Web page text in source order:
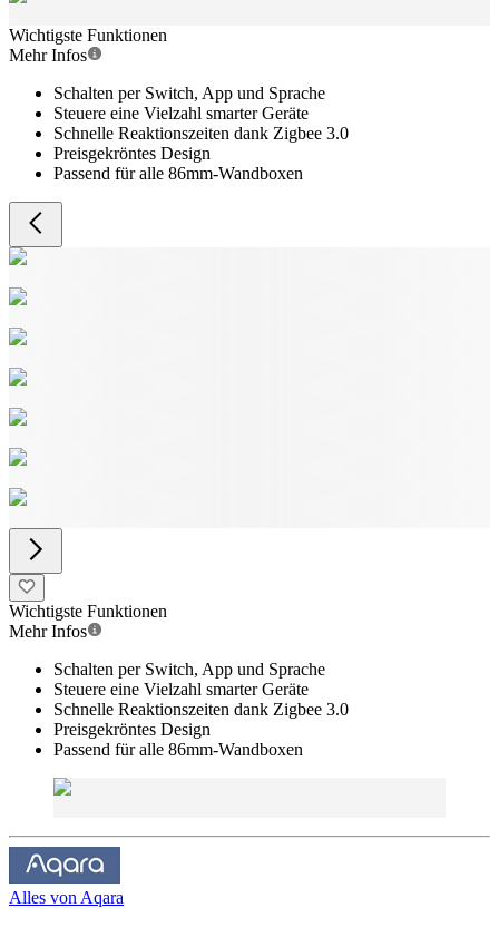
Wichtigste Funktionen
Mehr Infos
Schalten per Switch, App und Sprache
Steuere eine Vielzahl smarter Geräte
Schnelle Reaktionszeiten dank Zigbee 3.0
Preisgekröntes Design
Passend für alle 86mm-Wandboxen
Wichtigste Funktionen
Mehr Infos
Schalten per Switch, App und Sprache
Steuere eine Vielzahl smarter Geräte
Schnelle Reaktionszeiten dank Zigbee 3.0
Preisgekröntes Design
Passend für alle 86mm-Wandboxen
Alles von Aqara